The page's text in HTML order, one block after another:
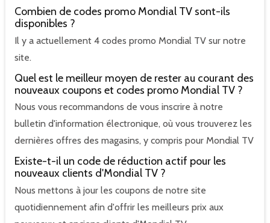
Combien de codes promo Mondial TV sont-ils
disponibles ?
Il y a actuellement 4 codes promo Mondial TV sur notre
site.
Quel est le meilleur moyen de rester au courant des
nouveaux coupons et codes promo Mondial TV ?
Nous vous recommandons de vous inscrire à notre
bulletin d'information électronique, où vous trouverez les
dernières offres des magasins, y compris pour Mondial TV
Existe-t-il un code de réduction actif pour les
nouveaux clients d'Mondial TV ?
Nous mettons à jour les coupons de notre site
quotidiennement afin d'offrir les meilleurs prix aux